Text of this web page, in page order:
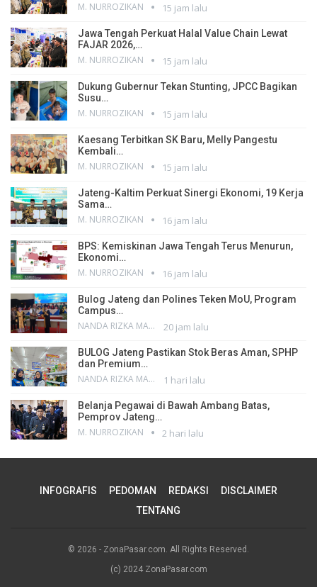
M. NURROZIKAN 15 jam lalu
Jawa Tengah Perkuat Halal Value Chain Lewat
FAJAR 2026,…
M. NURROZIKAN 15 jam lalu
Dukung Gubernur Tekan Stunting, JPCC Bagikan
Susu…
M. NURROZIKAN 15 jam lalu
Kaesang Terbitkan SK Baru, Melly Pangestu
Kembali…
M. NURROZIKAN 15 jam lalu
Jateng-Kaltim Perkuat Sinergi Ekonomi, 19 Kerja
Sama…
M. NURROZIKAN 16 jam lalu
BPS: Kemiskinan Jawa Tengah Terus Menurun,
Ekonomi…
M. NURROZIKAN 16 jam lalu
Bulog Jateng dan Polines Teken MoU, Program
Campus…
NANDA RIZKA MAHENDRA 20 jam lalu
BULOG Jateng Pastikan Stok Beras Aman, SPHP
dan Premium…
NANDA RIZKA MAHENDRA 1 hari lalu
Belanja Pegawai di Bawah Ambang Batas,
Pemprov Jateng…
M. NURROZIKAN 2 hari lalu
INFOGRAFIS PEDOMAN REDAKSI
DISCLAIMER
TENTANG
© 2026 - ZonaPasar.com. All Rights Reserved.
(c) 2024 ZonaPasar.com